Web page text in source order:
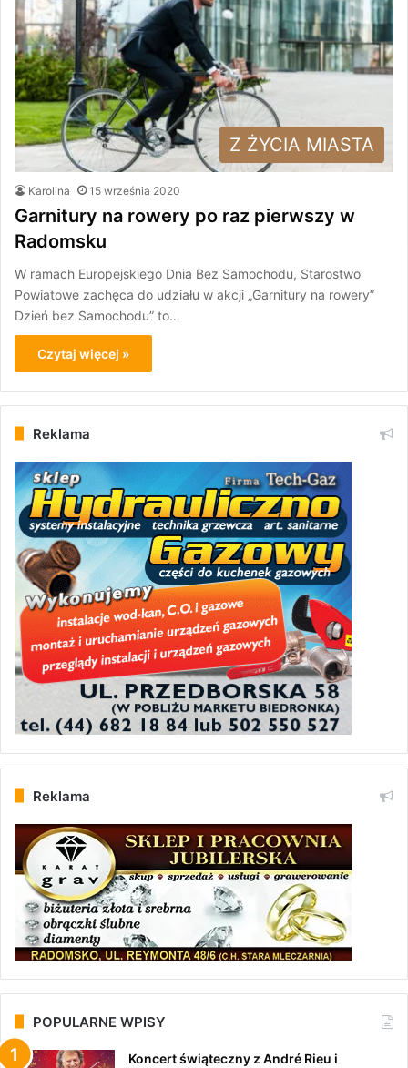
Z ŻYCIA MIASTA
Karolina 15 września 2020
Garnitury na rowery po raz pierwszy w
Radomsku
W ramach Europejskiego Dnia Bez Samochodu, Starostwo
Powiatowe zachęca do udziału w akcji „Garnitury na rowery”
Dzień bez Samochodu” to…
Czytaj więcej »
Reklama
Reklama
POPULARNE WPISY
Koncert świąteczny z André Rieu i